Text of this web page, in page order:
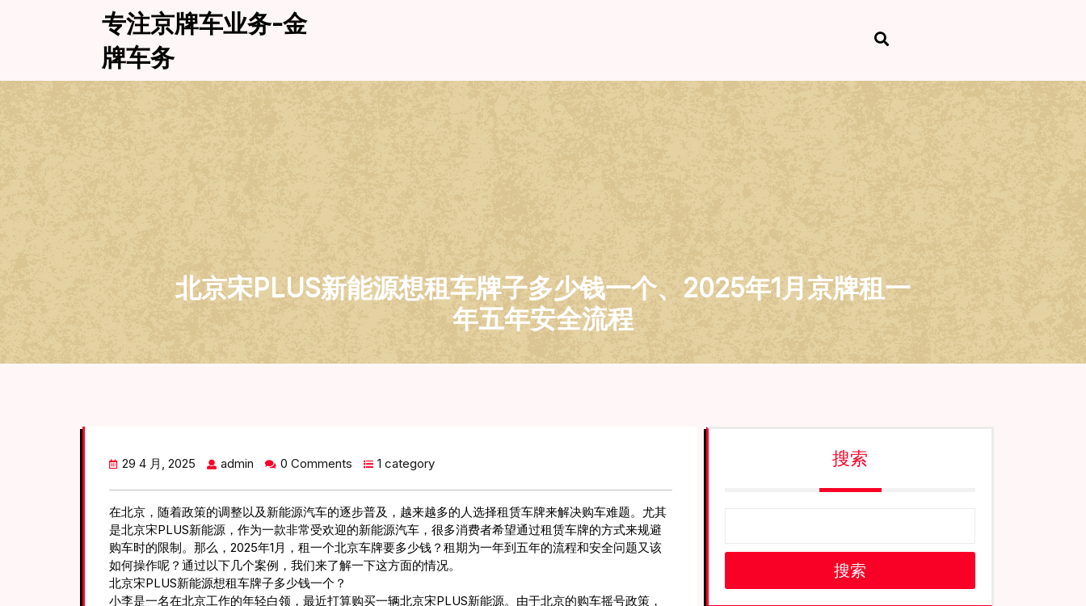
专注京牌车业务-金
牌车务
北京宋PLUS新能源想租车牌子多少钱一个、2025年1月京牌租一
年五年安全流程
29 4 月, 2025 admin 0 Comments 1 category
在北京，随着政策的调整以及新能源汽车的逐步普及，越来越多的人选择租赁车牌来解决购车难题。尤其
是北京宋PLUS新能源，作为一款非常受欢迎的新能源汽车，很多消费者希望通过租赁车牌的方式来规避
购车时的限制。那么，2025年1月，租一个北京车牌要多少钱？租期为一年到五年的流程和安全问题又该
如何操作呢？通过以下几个案例，我们来了解一下这方面的情况。
北京宋PLUS新能源想租车牌子多少钱一个？
小李是一名在北京工作的年轻白领，最近打算购买一辆北京宋PLUS新能源。由于北京的购车摇号政策，
搜索
搜索